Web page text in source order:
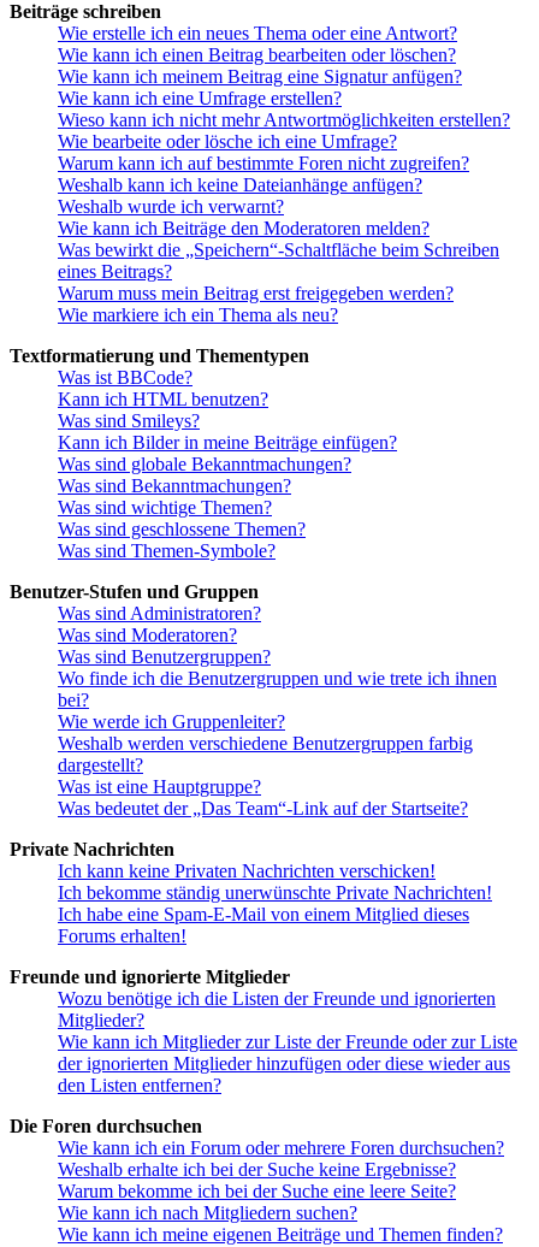
Beiträge schreiben
Wie erstelle ich ein neues Thema oder eine Antwort?
Wie kann ich einen Beitrag bearbeiten oder löschen?
Wie kann ich meinem Beitrag eine Signatur anfügen?
Wie kann ich eine Umfrage erstellen?
Wieso kann ich nicht mehr Antwortmöglichkeiten erstellen?
Wie bearbeite oder lösche ich eine Umfrage?
Warum kann ich auf bestimmte Foren nicht zugreifen?
Weshalb kann ich keine Dateianhänge anfügen?
Weshalb wurde ich verwarnt?
Wie kann ich Beiträge den Moderatoren melden?
Was bewirkt die „Speichern“-Schaltfläche beim Schreiben
eines Beitrags?
Warum muss mein Beitrag erst freigegeben werden?
Wie markiere ich ein Thema als neu?
Textformatierung und Thementypen
Was ist BBCode?
Kann ich HTML benutzen?
Was sind Smileys?
Kann ich Bilder in meine Beiträge einfügen?
Was sind globale Bekanntmachungen?
Was sind Bekanntmachungen?
Was sind wichtige Themen?
Was sind geschlossene Themen?
Was sind Themen-Symbole?
Benutzer-Stufen und Gruppen
Was sind Administratoren?
Was sind Moderatoren?
Was sind Benutzergruppen?
Wo finde ich die Benutzergruppen und wie trete ich ihnen
bei?
Wie werde ich Gruppenleiter?
Weshalb werden verschiedene Benutzergruppen farbig
dargestellt?
Was ist eine Hauptgruppe?
Was bedeutet der „Das Team“-Link auf der Startseite?
Private Nachrichten
Ich kann keine Privaten Nachrichten verschicken!
Ich bekomme ständig unerwünschte Private Nachrichten!
Ich habe eine Spam-E-Mail von einem Mitglied dieses
Forums erhalten!
Freunde und ignorierte Mitglieder
Wozu benötige ich die Listen der Freunde und ignorierten
Mitglieder?
Wie kann ich Mitglieder zur Liste der Freunde oder zur Liste
der ignorierten Mitglieder hinzufügen oder diese wieder aus
den Listen entfernen?
Die Foren durchsuchen
Wie kann ich ein Forum oder mehrere Foren durchsuchen?
Weshalb erhalte ich bei der Suche keine Ergebnisse?
Warum bekomme ich bei der Suche eine leere Seite?
Wie kann ich nach Mitgliedern suchen?
Wie kann ich meine eigenen Beiträge und Themen finden?